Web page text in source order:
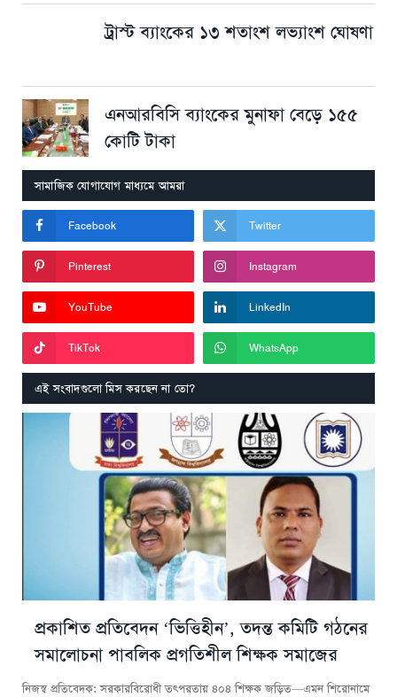
ট্রাস্ট ব্যাংকের ১৩ শতাংশ লভ্যাংশ ঘোষণা
এনআরবিসি ব্যাংকের মুনাফা বেড়ে ১৫৫
কোটি টাকা
সামাজিক যোগাযোগ মাধ্যমে আমরা
Facebook Twitter
Pinterest Instagram
YouTube LinkedIn
TikTok WhatsApp
এই সংবাদগুলো মিস করছেন না তো?
প্রকাশিত প্রতিবেদন ‘ভিত্তিহীন’, তদন্ত কমিটি গঠনের
সমালোচনা পাবলিক প্রগতিশীল শিক্ষক সমাজের
নিজস্ব প্রতিবেদক: সরকারবিরোধী তৎপরতায় ৪০৪ শিক্ষক জড়িত—এমন শিরোনামে